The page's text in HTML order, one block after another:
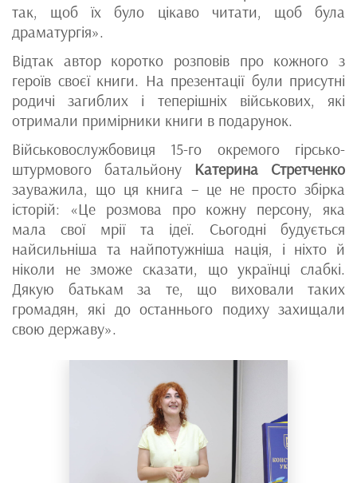
так, щоб їх було цікаво читати, щоб була
драматургія».
Відтак автор коротко розповів про кожного з
героїв своєї книги. На презентації були присутні
родичі загиблих і теперішніх військових, які
отримали примірники книги в подарунок.
Військовослужбовиця 15-го окремого гірсько-
штурмового батальйону Катерина Стретченко
зауважила, що ця книга – це не просто збірка
історій: «Це розмова про кожну персону, яка
мала свої мрії та ідеї. Сьогодні будується
найсильніша та найпотужніша нація, і ніхто й
ніколи не зможе сказати, що українці слабкі.
Дякую батькам за те, що виховали таких
громадян, які до останнього подиху захищали
свою державу».